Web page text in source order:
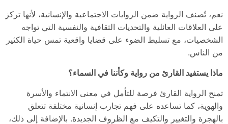
نعم، تُصنف الرواية ضمن الروايات الاجتماعية والإنسانية، لأنها تركز
على العلاقات العائلية والتحديات الثقافية والنفسية التي تواجه
الشخصيات، مع تسليط الضوء على قضايا واقعية تمس حياة الكثير
من الناس.
ماذا يستفيد القارئ من رواية وكأننا في السماء؟
تمنح الرواية القارئ فرصة للتأمل في معنى الانتماء والأسرة
والهوية، كما تساعده على فهم تجارب إنسانية مختلفة تتعلق
بالهجرة والتغيير والتكيف مع الظروف الجديدة. بالإضافة إلى ذلك،